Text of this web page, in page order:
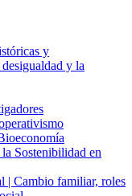
y
y la
Sostenibilidad en
| Cambio familiar, roles